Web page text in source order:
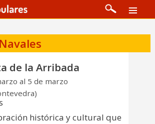
de la Arribada
al 5 de marzo
histórica y cultural que